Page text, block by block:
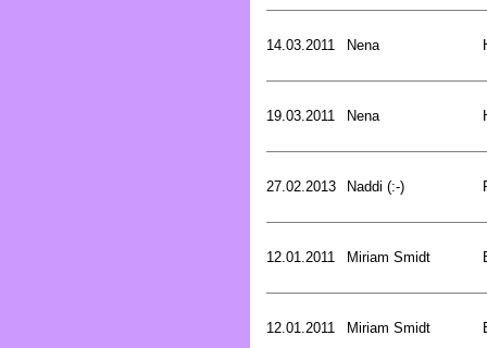
14.03.2011 Nena
19.03.2011 Nena
27.02.2013 Naddi (:-)
12.01.2011 Miriam Smidt
12.01.2011 Miriam Smidt